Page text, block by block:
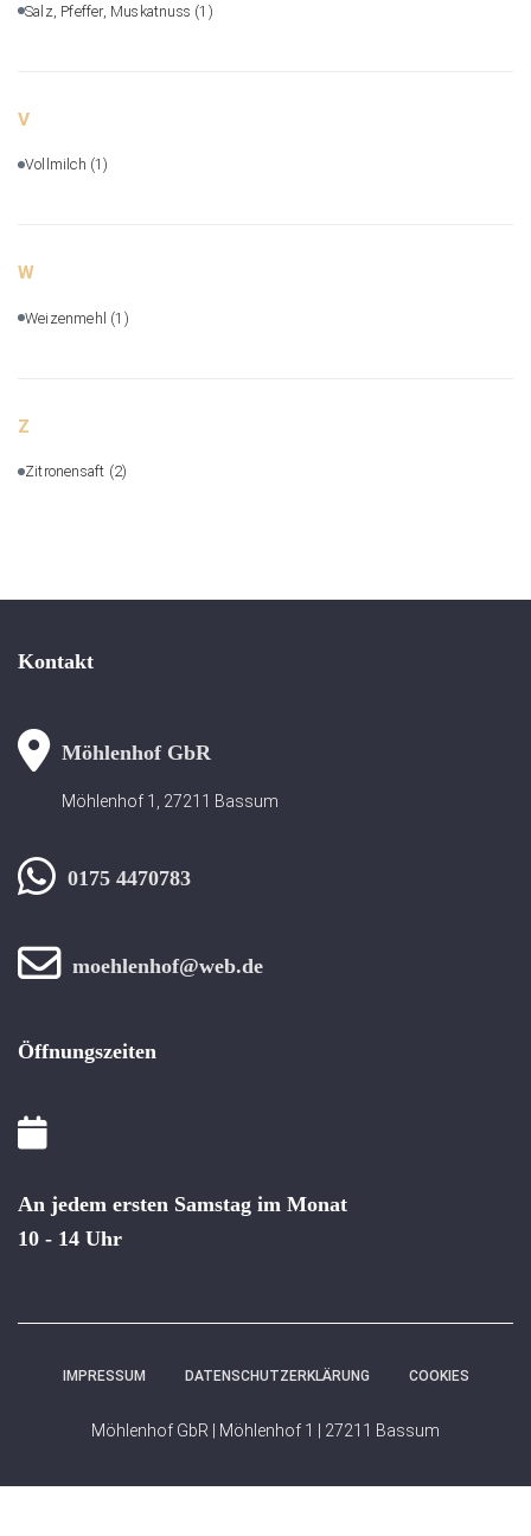
Salz, Pfeffer, Muskatnuss (1)
V
Vollmilch (1)
W
Weizenmehl (1)
Z
Zitronensaft (2)
Kontakt
Möhlenhof GbR
Möhlenhof 1, 27211 Bassum
0175 4470783
moehlenhof@web.de
Öffnungszeiten
An jedem ersten Samstag im Monat
10 - 14 Uhr
IMPRESSUM DATENSCHUTZERKLÄRUNG COOKIES
Möhlenhof GbR | Möhlenhof 1 | 27211 Bassum